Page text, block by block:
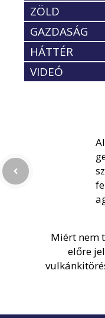
ZÖLD
GAZDASÁG
HÁTTÉR
VIDEÓ
Miért nem
előre